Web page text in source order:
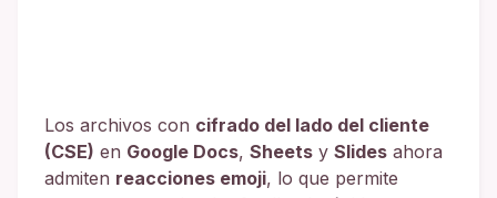
Los archivos con cifrado del lado del cliente
(CSE) en Google Docs, Sheets y Slides ahora
admiten reacciones emoji, lo que permite